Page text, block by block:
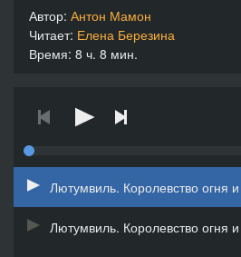
Автор: Антон Мамон
Читает: Елена Березина
Время: 8 ч. 8 мин.
Лютумвиль. Королевство огня
Лютумвиль. Королевство огня